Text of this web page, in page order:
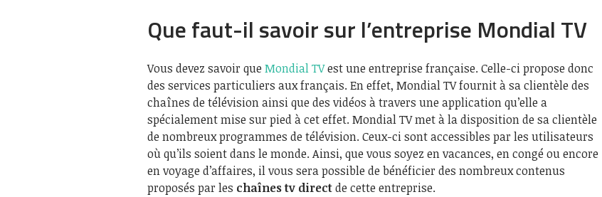
Que faut-il savoir sur l’entreprise Mondial TV
Vous devez savoir que Mondial TVest une entreprise française. Celle-ci propose donc
des services particuliers aux français. En effet, Mondial TV fournit à sa clientèle des
chaînes de télévision ainsi que des vidéos à travers une application qu’elle a
spécialement mise sur pied à cet effet. Mondial TV met à la disposition de sa clientèle
de nombreux programmes de télévision. Ceux-ci sont accessibles par les utilisateurs
où qu’ils soient dans le monde. Ainsi, que vous soyez en vacances, en congé ou encore
en voyage d’affaires, il vous sera possible de bénéficier des nombreux contenus
proposés par les chaînes tv directde cette entreprise.